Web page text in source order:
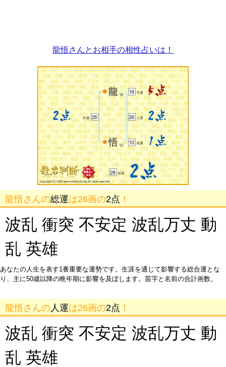
龍悟さんとお相手の相性占いは！
龍悟さんの総運は26画の2点 ！
波乱 衝突 不安定 波乱万丈 動
乱 英雄
あなたの人生を表す1番重要な運勢です。生涯を通じて影響する総合運とな
り、主に50歳以降の晩年期に影響を及ぼします。苗字と名前の合計画数。
龍悟さんの 人運は26画の2点 ！
波乱 衝突 不安定 波乱万丈 動
乱 英雄